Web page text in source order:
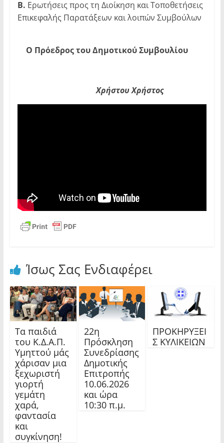
Β. Ερωτήσεις προς τη Διοίκηση και Τοποθετήσεις
Επικεφαλής Παρατάξεων και λοιπών Συμβούλων
Ο Πρόεδρος του Δημοτικού Συμβουλίου
Χρήστου Χρήστος
Ίσως Σας Ενδιαφέρει
Τα παιδιά
του Κ.Δ.Α.Π.
Υμηττού μάς
χάρισαν μια
ξεχωριστή
γιορτή
γεμάτη
χαρά,
φαντασία
και
συγκίνηση!
22η
Πρόσκληση
Συνεδρίασης
Δημοτικής
Επιτροπής
10.06.2026
και ώρα
10:30 π.μ.
ΠΡΟΚΗΡΥΞΕΙ
Σ ΚΥΛΙΚΕΙΩΝ